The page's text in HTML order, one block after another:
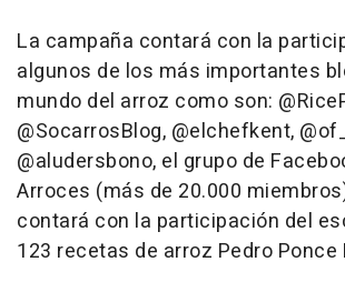
La campaña contará con la
algunos de los más importantes
mundo del arroz como son:
@SocarrosBlog, @elchefkent,
@aludersbono, el grupo de
Arroces (más de 20.000
contará con la participación del
123 recetas de arroz Pedro Ponce